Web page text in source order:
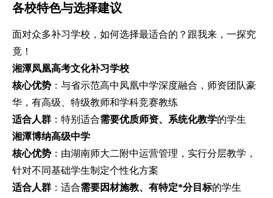
各校特色与选择建议
面对众多补习学校，如何选择最适合的？跟我来，一探究
竟！
湘潭凤凰高考文化补习学校
核心优势 ：与省示范高中凤凰中学深度融合，师资团队豪
华，有高级、特级教师和学科竞赛教练
适合人群 ：特别适合需要优质师资、系统化教学的学生
湘潭博纳高级中学
核心优势 ：由湖南师大二附中运营管理，实行分层教学，
针对不同基础学生制定个性化方案
适合人群 ：适合需要因材施教、有特定*分目标的学生